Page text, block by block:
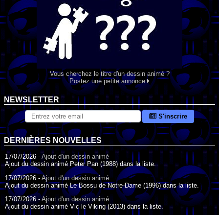
Vous cherchez le titre d'un dessin animé ?
Postez une petite annonce
NEWSLETTER
S'inscrire
DERNIÈRES NOUVELLES
17/07/2026 - Ajout d'un dessin animé
Ajout du dessin animé Peter Pan (1988) dans la liste.
17/07/2026 - Ajout d'un dessin animé
Ajout du dessin animé Le Bossu de Notre-Dame (1996) dans la liste.
17/07/2026 -Ajout d'un dessin animé
Ajout du dessin animé Vic le Viking (2013) dans la liste.